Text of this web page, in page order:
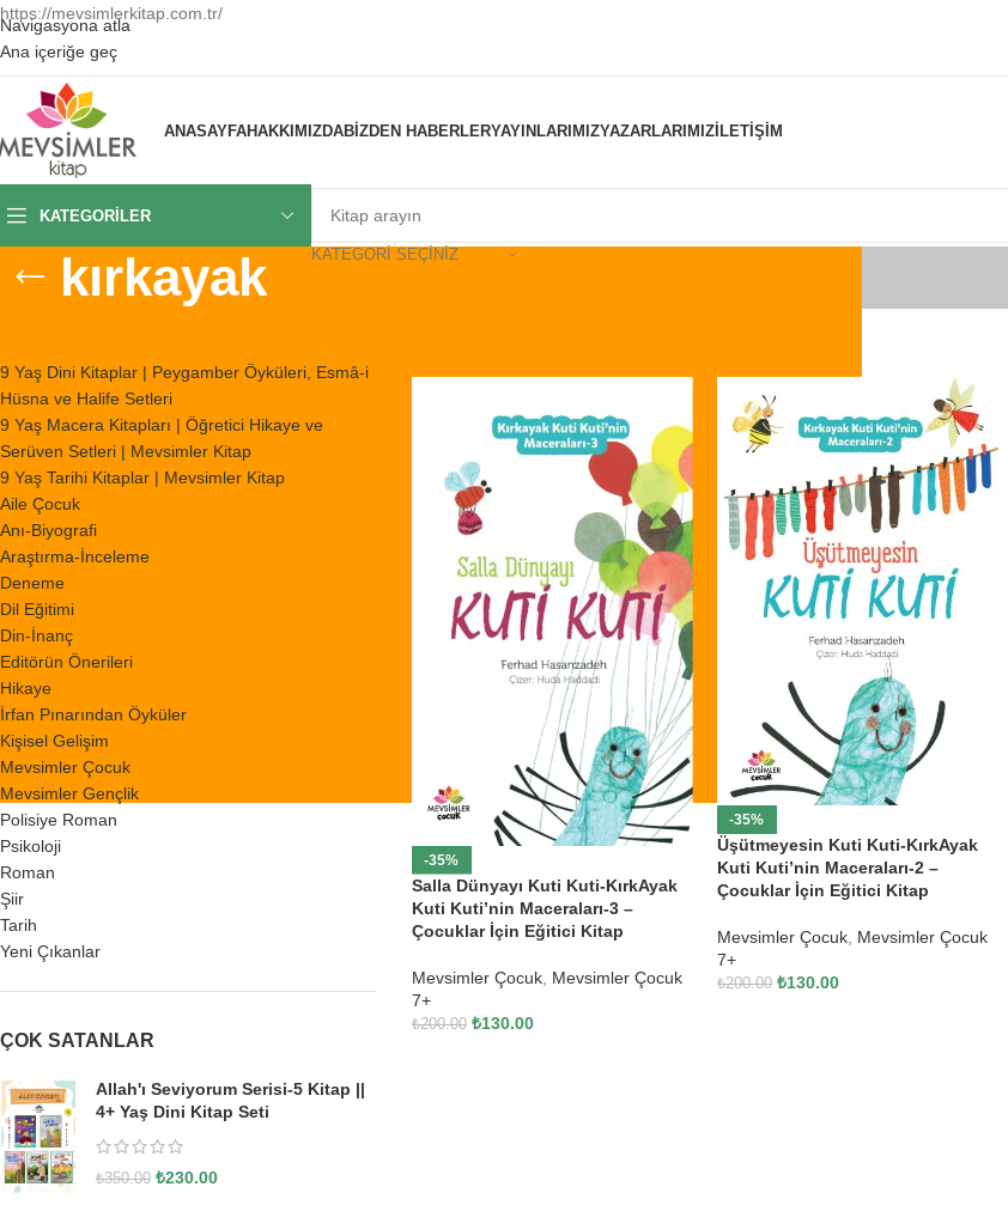
https://mevsimlerkitap.com.tr/
Navigasyona atla
Ana içeriğe geç
ANASAYFAHAKKIMIZDABIZDEN HABERLERYAYINLARIMIZYAZARLARIMIZİLETIŞIM
KATEGORILER
KATEGORI SEÇINIZ
kırkayak
9 Yaş Dini Kitaplar | Peygamber Öyküleri, Esmâ-i
Hüsna ve Halife Setleri
9 Yaş Macera Kitapları | Öğretici Hikaye ve
Serüven Setleri | Mevsimler Kitap
9 Yaş Tarihi Kitaplar | Mevsimler Kitap
Aile Çocuk
Anı-Biyografi
Araştırma-İnceleme
Deneme
Dil Eğitimi
Din-İnanç
Editörün Önerileri
Hikaye
İrfan Pınarından Öyküler
Kişisel Gelişim
Mevsimler Çocuk
Mevsimler Gençlik
Polisiye Roman
Psikoloji
Roman
Şiir
Tarih
Yeni Çıkanlar
ÇOK SATANLAR
Allah'ı Seviyorum Serisi-5 Kitap ||
4+ Yaş Dini Kitap Seti
₺350.00 ₺230.00
-35%
Salla Dünyayı Kuti Kuti-KırkAyak
Kuti Kuti’nin Maceraları-3 –
Çocuklar İçin Eğitici Kitap
Mevsimler Çocuk, Mevsimler Çocuk
7+
₺200.00 ₺130.00
-35%
Üşütmeyesin Kuti Kuti-KırkAyak
Kuti Kuti’nin Maceraları-2 –
Çocuklar İçin Eğitici Kitap
Mevsimler Çocuk, Mevsimler Çocuk
7+
₺200.00 ₺130.00